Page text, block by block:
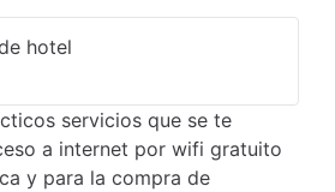
hotel
servicios que se te
a internet por wifi gratuito
y para la compra de